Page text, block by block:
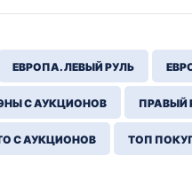
ЕВРОПА. ЛЕВЫЙ РУЛЬ
С АУКЦИОНОВ ПРАВЫЙ
С АУКЦИОНОВ ТОП